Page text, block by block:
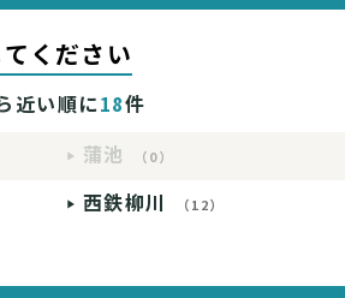
ください
近い順に18件
蒲池 （0）
西鉄柳川 （12）